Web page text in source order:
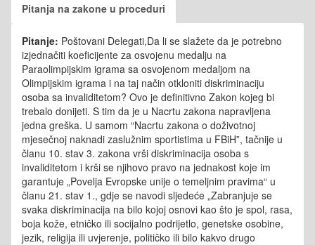
Pitanja na zakone u proceduri
Pitanje: Poštovani Delegati,Da li se slažete da je potrebno
izjednačiti koeficijente za osvojenu medalju na
Paraolimpijskim igrama sa osvojenom medaljom na
Olimpijskim igrama i na taj način otkloniti diskriminaciju
osoba sa invaliditetom? Ovo je definitivno Zakon kojeg bi
trebalo donijeti. S tim da je u Nacrtu zakona napravljena
jedna greška. U samom “Nacrtu zakona o doživotnoj
mjesečnoj naknadi zaslužnim sportistima u FBiH”, tačnije u
članu 10. stav 3. zakona vrši diskriminacija osoba s
invaliditetom i krši se njihovo pravo na jednakost koje im
garantuje „Povelja Evropske unije o temeljnim pravima“ u
članu 21. stav 1., gdje se navodi sljedeće „Zabranjuje se
svaka diskriminacija na bilo kojoj osnovi kao što je spol, rasa,
boja kože, etničko ili socijalno podrijetlo, genetske osobine,
jezik, religija ili uvjerenje, političko ili bilo kakvo drugo